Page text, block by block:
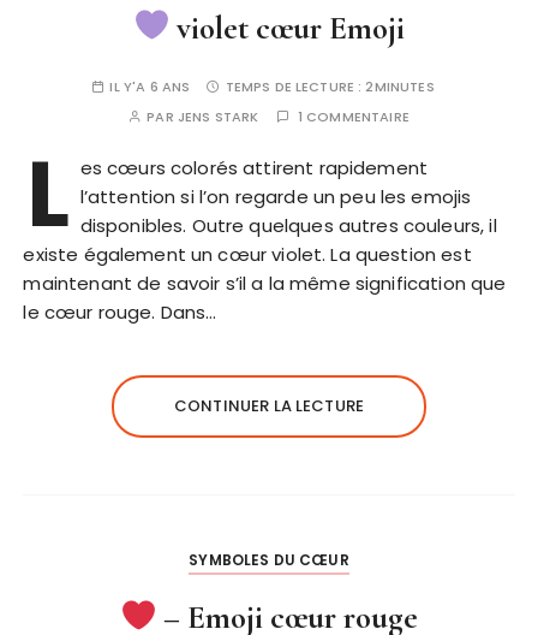
violet cœur Emoji
IL Y'A 6 ANS TEMPS DE LECTURE :2MINUTES
PAR JENS STARK 1 COMMENTAIRE
L es cœurs colorés attirent rapidement
l’attention si l’on regarde un peu les emojis
disponibles. Outre quelques autres couleurs, il
existe également un cœur violet. La question est
maintenant de savoir s’il a la même signification que
le cœur rouge. Dans…
CONTINUER LA LECTURE
SYMBOLES DU CŒUR
– Emoji cœur rouge